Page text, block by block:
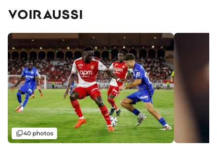
VOIR AUSSI
Galerie
40 photos